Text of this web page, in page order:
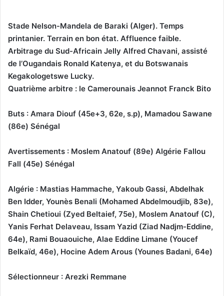
Stade Nelson-Mandela de Baraki (Alger). Temps
printanier. Terrain en bon état. Affluence faible.
Arbitrage du Sud-Africain Jelly Alfred Chavani, assisté
de l’Ougandais Ronald Katenya, et du Botswanais
Kegakologetswe Lucky.
Quatrième arbitre : le Camerounais Jeannot Franck Bito
Buts : Amara Diouf (45e+3, 62e, s.p), Mamadou Sawane
(86e) Sénégal
Avertissements : Moslem Anatouf (89e) Algérie Fallou
Fall (45e) Sénégal
Algérie : Mastias Hammache, Yakoub Gassi, Abdelhak
Ben Idder, Younès Benali (Mohamed Abdelmoudjib, 83e),
Shain Chetioui (Zyed Beltaief, 75e), Moslem Anatouf (C),
Yanis Ferhat Delaveau, Issam Yazid (Ziad Nadjm-Eddine,
64e), Rami Bouaouiche, Alae Eddine Limane (Youcef
Belkaïd, 46e), Hocine Adem Arous (Younes Badani, 64e)
Sélectionneur : Arezki Remmane